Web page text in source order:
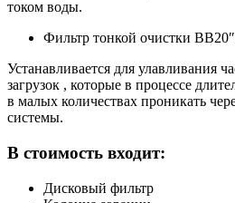
током воды.
Фильтр тонкой очистки
Устанавливается для улавливания
загрузок , которые в процессе
в малых количествах проникать
системы.
В стоимость входит:
Дисковый фильтр